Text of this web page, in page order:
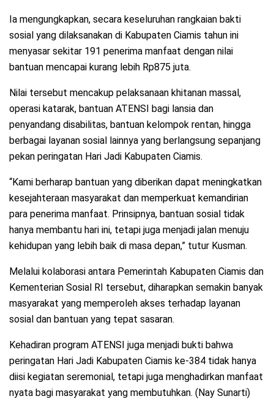
Ia mengungkapkan, secara keseluruhan rangkaian bakti
sosial yang dilaksanakan di Kabupaten Ciamis tahun ini
menyasar sekitar 191 penerima manfaat dengan nilai
bantuan mencapai kurang lebih Rp875 juta.
Nilai tersebut mencakup pelaksanaan khitanan massal,
operasi katarak, bantuan ATENSI bagi lansia dan
penyandang disabilitas, bantuan kelompok rentan, hingga
berbagai layanan sosial lainnya yang berlangsung sepanjang
pekan peringatan Hari Jadi Kabupaten Ciamis.
“Kami berharap bantuan yang diberikan dapat meningkatkan
kesejahteraan masyarakat dan memperkuat kemandirian
para penerima manfaat. Prinsipnya, bantuan sosial tidak
hanya membantu hari ini, tetapi juga menjadi jalan menuju
kehidupan yang lebih baik di masa depan,” tutur Kusman.
Melalui kolaborasi antara Pemerintah Kabupaten Ciamis dan
Kementerian Sosial RI tersebut, diharapkan semakin banyak
masyarakat yang memperoleh akses terhadap layanan
sosial dan bantuan yang tepat sasaran.
Kehadiran program ATENSI juga menjadi bukti bahwa
peringatan Hari Jadi Kabupaten Ciamis ke-384 tidak hanya
diisi kegiatan seremonial, tetapi juga menghadirkan manfaat
nyata bagi masyarakat yang membutuhkan. (Nay Sunarti)